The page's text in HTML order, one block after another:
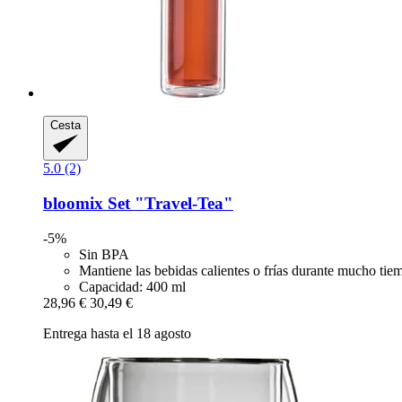
Cesta
5.0 (2)
bloomix Set "Travel-​Tea"
-5%
Sin BPA
Mantiene las bebidas calientes o frías durante mucho
Capacidad: 400 ml
28,96 € 30,49 €
Entrega hasta el 18 agosto